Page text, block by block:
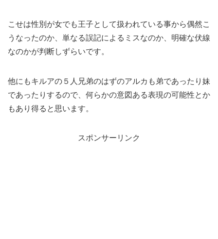
こせは性別が女でも王子として扱われている事から偶然こ
うなったのか、単なる誤記によるミスなのか、明確な伏線
なのかが判断しずらいです。
他にもキルアの５人兄弟のはずのアルカも弟であったり妹
であったりするので、何らかの意図ある表現の可能性とか
もあり得ると思います。
スポンサーリンク